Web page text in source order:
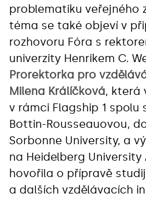
problematiku veřejného
téma se také objeví v
rozhovoru Fóra s
univerzity Henrikem C.
Prorektorka pro
Milena Králíčková, která
v rámci Flagship 1 spolu
Bottin-Rousseauovou,
Sorbonne University, a
na Heidelberg University
hovořila o přípravě
a dalších vzdělávacích